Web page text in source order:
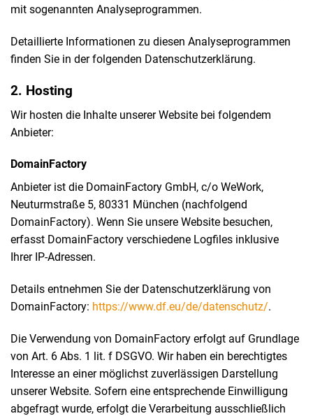
mit sogenannten Analyseprogrammen.
Detaillierte Informationen zu diesen Analyseprogrammen
finden Sie in der folgenden Datenschutzerklärung.
2. Hosting
Wir hosten die Inhalte unserer Website bei folgendem
Anbieter:
DomainFactory
Anbieter ist die DomainFactory GmbH, c/o WeWork,
Neuturmstraße 5, 80331 München (nachfolgend
DomainFactory). Wenn Sie unsere Website besuchen,
erfasst DomainFactory verschiedene Logfiles inklusive
Ihrer IP-Adressen.
Details entnehmen Sie der Datenschutzerklärung von
DomainFactory: https://www.df.eu/de/datenschutz/.
Die Verwendung von DomainFactory erfolgt auf Grundlage
von Art. 6 Abs. 1 lit. f DSGVO. Wir haben ein berechtigtes
Interesse an einer möglichst zuverlässigen Darstellung
unserer Website. Sofern eine entsprechende Einwilligung
abgefragt wurde, erfolgt die Verarbeitung ausschließlich